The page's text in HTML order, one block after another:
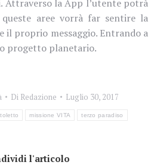
Attraverso la App l’utente potrà
aree vorrà far sentire la
il proprio messaggio. Entrando a
progetto planetario.
Di Redazione
Luglio 30, 2017
missione VITA terzo paradiso
l'articolo